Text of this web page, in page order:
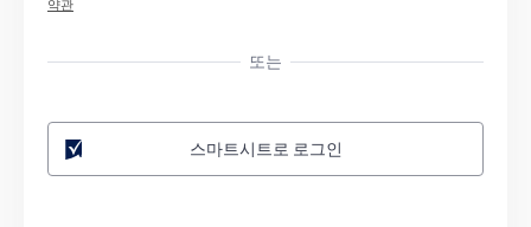
약관
또는
스마트시트로 로그인